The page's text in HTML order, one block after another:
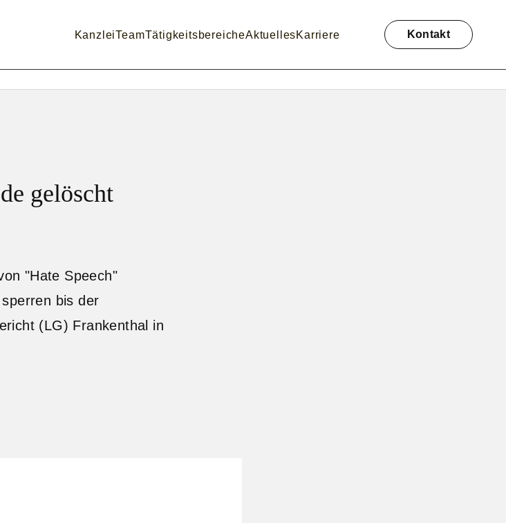
überspringen
KanzleiTeamTätigkeitsbereicheAktuellesKarriere Kontakt
gelöscht
"Hate Speech"
bis der
(LG) Frankenthal in